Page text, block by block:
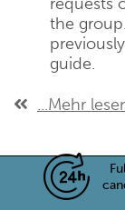
the
guide.
...Mehr